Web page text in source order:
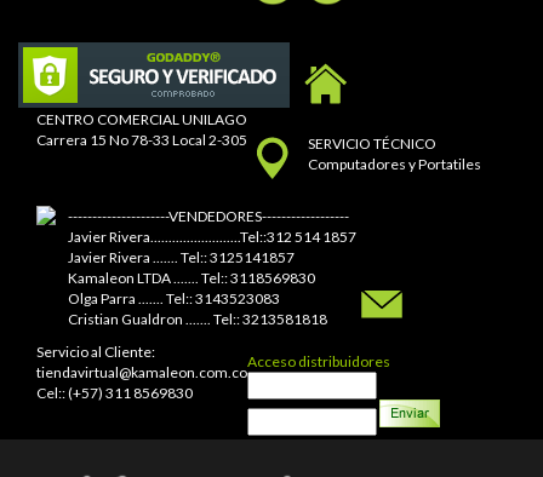
CENTRO COMERCIAL UNILAGO
Carrera 15 No 78-33 Local 2-305
SERVICIO TÉCNICO
Computadores y Portatiles
---------------------VENDEDORES------------------
Javier Rivera.........................Tel::312 514 1857
Javier Rivera ....... Tel:: 3125141857
Kamaleon LTDA ....... Tel:: 3118569830
Olga Parra ....... Tel:: 3143523083
Cristian Gualdron ....... Tel:: 3213581818
Servicio al Cliente:
tiendavirtual@kamaleon.com.co
Cel:: (+57) 311 8569830
Acceso distribuidores